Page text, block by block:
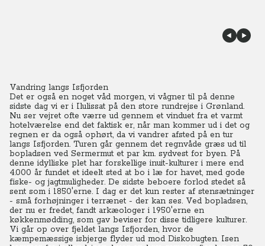
Vandring langs Isfjorden
Det er også en noget våd morgen, vi vågner til på denne
sidste dag vi er i Ilulissat på den store rundrejse i Grønland.
Nu ser vejret ofte værre ud gennem et vinduet fra et varmt
hotelværelse end det faktisk er, når man kommer ud i det og
regnen er da også ophørt, da vi vandrer afsted på en tur
langs Isfjorden. Turen går gennem det regnvåde græs ud til
bopladsen ved Sermermut et par km. sydvest for byen. På
denne idylliske plet har forskellige inuit-kulturer i mere end
4.000 år fundet et ideelt sted at bo i læ for havet, med gode
fiske- og jagtmuligheder. De sidste beboere forlod stedet så
sent som i 1850'erne. I dag er det kun rester af stensætninger
- små forhøjninger i terrænet - der kan ses. Ved bopladsen,
der nu er fredet, fandt arkæologer i 1950'erne en
køkkenmødding, som gav beviser for disse tidligere kulturer.
Vi går op over fjeldet langs Isfjorden, hvor de
kæmpemæssige isbjerge flyder ud mod Diskobugten. Isen